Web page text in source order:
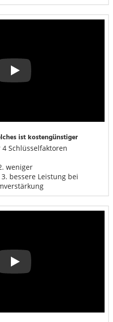
Play
ist kostengünstiger
4 Schlüsselfaktoren
weniger
bessere Leistung bei
Play